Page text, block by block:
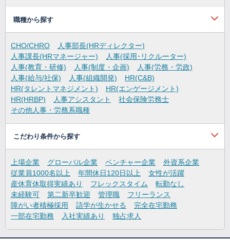
職種から探す
CHO/CHRO
人事部長(HRディレクター)
人事課長(HRマネージャー)
人事(採用･リクルーター)
人事(教育・研修)
人事(制度・企画)
人事(労務・労政)
人事(給与/社保)
人事(組織開発)
HR(C&B)
HR(タレントマネジメント)
HR(エンゲージメント)
HR(HRBP)
人事アシスタント
社会保険労務士
その他人事・労務系職種
こだわり条件から探す
上場企業 グローバル企業 ベンチャー企業
外資系企業
従業員1000名以上
年間休日120日以上
女性が活躍
産休育休取得実績あり
フレックスタイム
転勤なし
未経験可
第二新卒歓迎 管理職
フリーランス
障がい者積極採用
語学が生かせる
完全在宅勤務
一部在宅勤務
入社実績あり 独占求人